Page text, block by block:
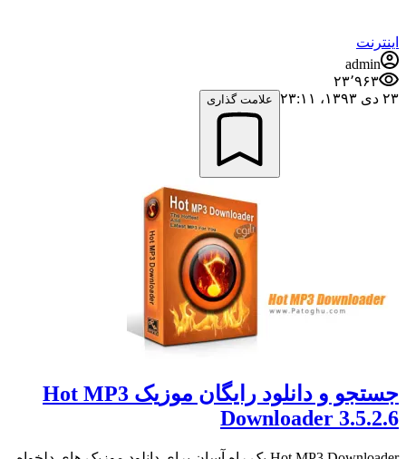
اینترنت
admin
۲۳٬۹۶۳
۲۳ دی ۱۳۹۳،‏ ۲۳:۱۱
علامت گذاری
جستجو و دانلود رایگان موزیک Hot MP3
Downloader 3.5.2.6